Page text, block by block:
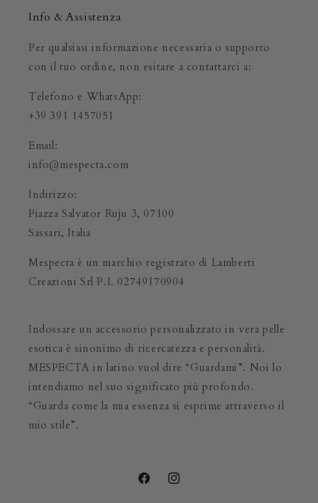
Info & Assistenza
Per qualsiasi informazione necessaria o supporto
con il tuo ordine, non esitare a contattarci a:
Telefono e WhatsApp:
+39 391 1457051
Email:
info@mespecta.com
Indirizzo:
Piazza Salvator Ruju 3, 07100
Sassari, Italia
Mespecta è un marchio registrato di Lamberti
Creazioni Srl P.I. 02749170904
Indossare un accessorio personalizzato in vera pelle
esotica è sinonimo di ricercatezza e personalità.
MESPECTA in latino vuol dire “Guardami”. Noi lo
intendiamo nel suo significato più profondo.
“Guarda come la mia essenza si esprime attraverso il
mio stile”.
FacebookInstagram